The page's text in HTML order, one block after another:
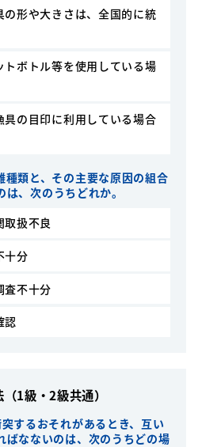
形や大きさは、全国的に統
ボトル等を使用している場
の目印に利用している場合
種類と、その主要な原因の組合
は、次のうちどれか。
取扱不良
十分
査不十分
認
1級・2級共通）
するおそれがあるとき、互い
ばなないのは、次のうちどの場